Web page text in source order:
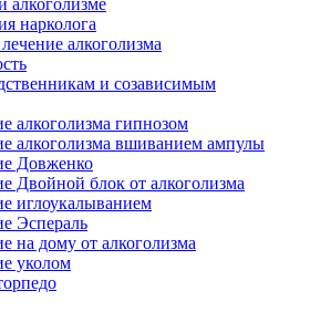
нарколога
алкоголизма
и созависимым
алкоголизма гипнозом
алкоголизма вшиванием ампулы
Довженко
Двойной блок от алкоголизма
иглоукалыванием
Эспераль
на дому от алкоголизма
уколом